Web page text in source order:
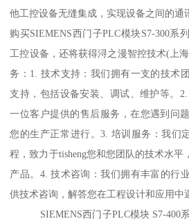
他工控设备无缝集成，实现设备之间的通
购买SIEMENS西门子PLC模块S7-300系
工控设备，还将获得浔之漫智控技术(上
务：1. 技术支持：我们拥有一支的技术
支持，包括设备安装、调试、维护等。
一位客户提供的售后服务，在您遇到问
您的生产正常进行。3. 培训服务：我们
程，致力于tisheng您和您团队的技术水
产品。4. 技术咨询：我们拥有丰富的行
供技术咨询，解答您在工程设计和应用中
SIEMENS西门子PLC模块 S7-400系